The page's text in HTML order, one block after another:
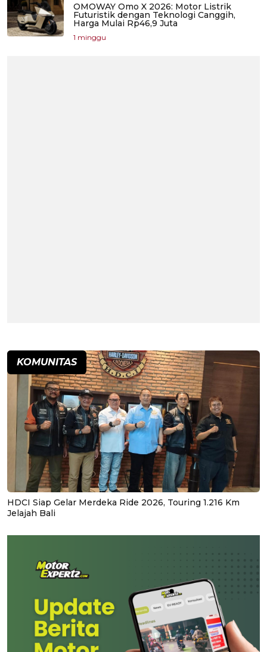
OMOWAY Omo X 2026: Motor Listrik
Futuristik dengan Teknologi Canggih,
Harga Mulai Rp46,9 Juta
1 minggu
KOMUNITAS
HDCI Siap Gelar Merdeka Ride 2026, Touring 1.216 Km
Jelajah Bali